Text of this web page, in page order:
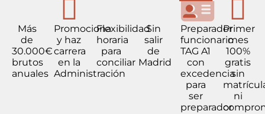
Más
de
30.000€
brutos
anuales
Promociona
y haz
carrera
en la
Administración
Flexibilidad
horaria
para
conciliar
Sin
salir
de
Madrid
Preparador
funcionario
TAG A1
con
excedencia
para
ser
preparador
Primer
mes
100%
gratis
sin
ni